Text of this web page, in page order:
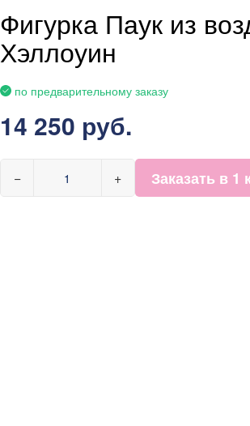
Фигурка Паук из
Хэллоуин
по предварительному заказу
14 250 руб.
− + Заказать в 1